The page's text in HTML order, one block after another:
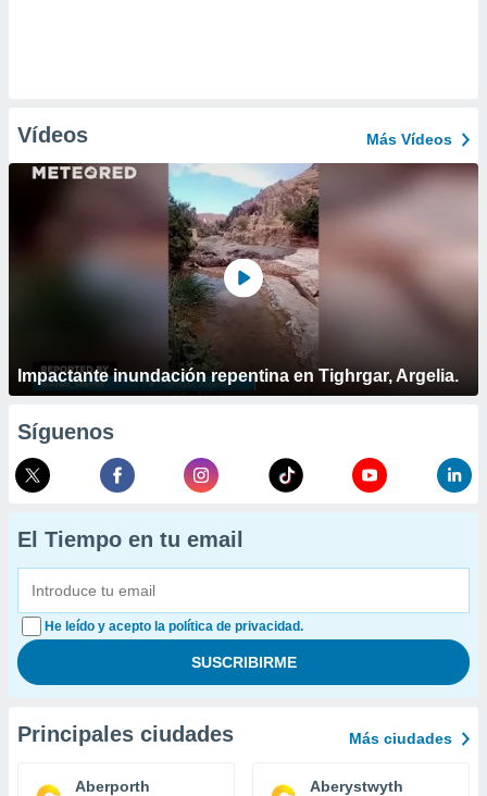
Vídeos Más Vídeos
Impactante inundación repentina en Tighrgar, Argelia.
Síguenos
El Tiempo en tu email
He leído y acepto la política de privacidad.
Principales ciudades Más ciudades
Aberporth Aberystwyth